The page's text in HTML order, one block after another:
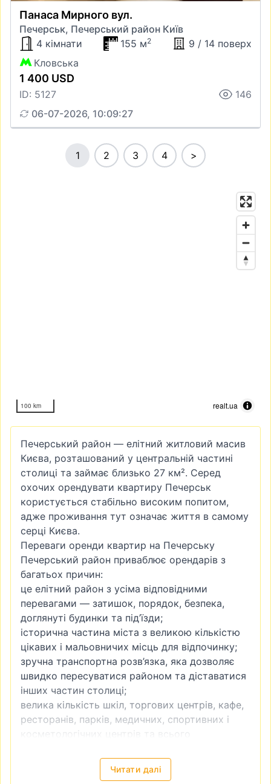
Панаса Мирного вул.
Печерськ, Печерський район Київ
4 кімнати
155 м2
9 / 14 поверх
Кловська
1 400 USD
ID: 5127
146
06-07-2026, 10:09:27
1 2 3 4 >
100 km realt.ua
Печерський район — елітний житловий масив
Києва, розташований у центральній частині
столиці та займає близько 27 км². Серед
охочих орендувати квартиру Печерськ
користується стабільно високим попитом,
адже проживання тут означає життя в самому
серці Києва.
Переваги оренди квартир на Печерську
Печерський район приваблює орендарів з
багатьох причин:
це елітний район з усіма відповідними
перевагами — затишок, порядок, безпека,
доглянуті будинки та під’їзди;
історична частина міста з великою кількістю
цікавих і мальовничих місць для відпочинку;
зручна транспортна розв’язка, яка дозволяє
швидко пересуватися районом та діставатися
інших частин столиці;
велика кількість шкіл, торгових центрів, кафе,
ресторанів, парків, медичних, спортивних і
діловий центр столиці — тут розташовані
Читати далі